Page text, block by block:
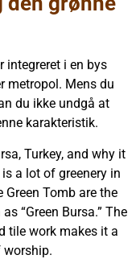
integreret i en bys
metropol. Mens du
du ikke undgå at
karakteristik.
Turkey, and why it
a lot of greenery in
Green Tomb are the
“Green Bursa.” The
tile work makes it a
worship.